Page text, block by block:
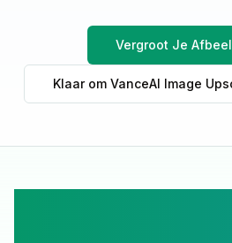
Vergroot Je
Klaar om VanceAI Image